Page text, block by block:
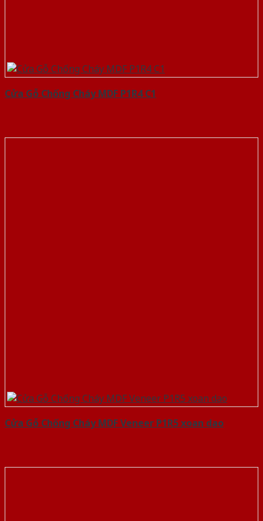
Cửa Gỗ Chống Cháy MDF P1R4 C1
Cửa Gỗ Chống Cháy MDF Veneer P1R5 xoan dao